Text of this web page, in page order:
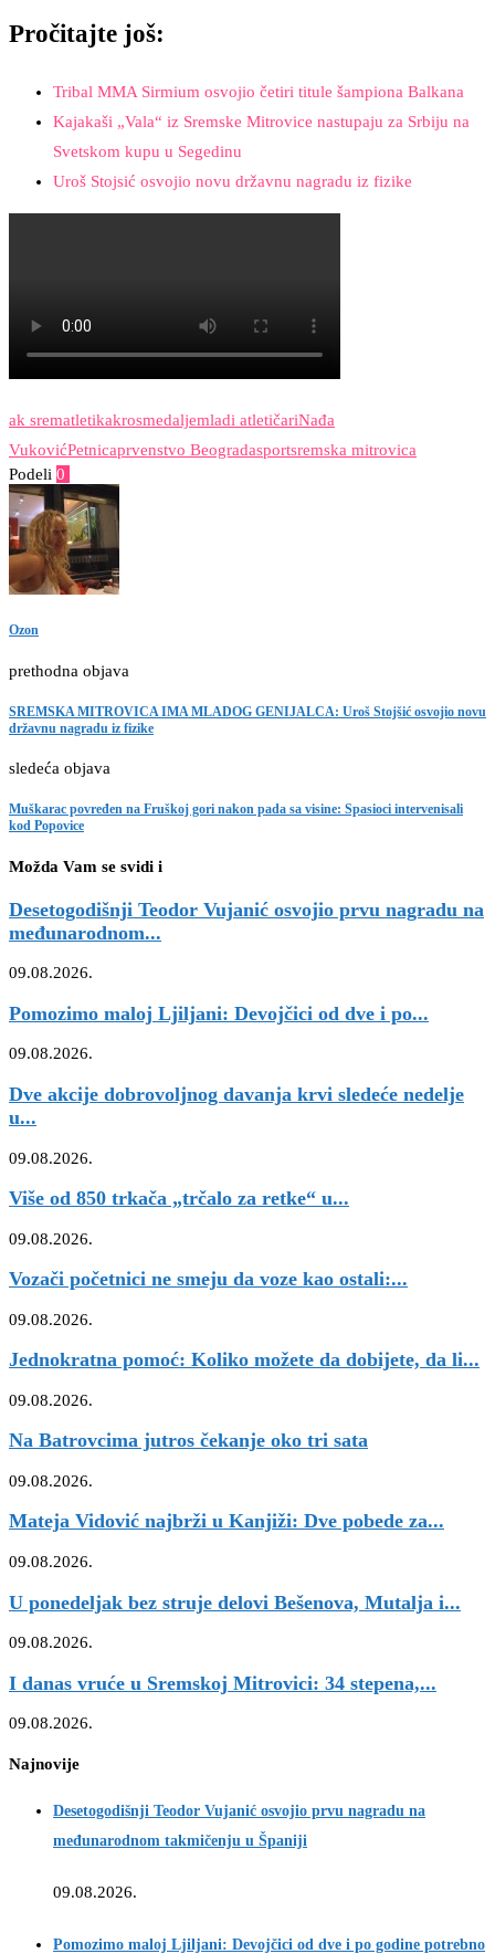
Pročitajte još:
Tribal MMA Sirmium osvojio četiri titule šampiona Balkana
Kajakaši „Vala“ iz Sremske Mitrovice nastupaju za Srbiju na
Svetskom kupu u Segedinu
Uroš Stojsić osvojio novu državnu nagradu iz fizike
ak srematletikakrosmedaljemladi atletičariNađa
VukovićPetnicaprvenstvo Beogradasportsremska mitrovica
Podeli 0
Ozon
prethodna objava
SREMSKA MITROVICA IMA MLADOG GENIJALCA: Uroš Stojšić osvojio novu
državnu nagradu iz fizike
sledeća objava
Muškarac povređen na Fruškoj gori nakon pada sa visine: Spasioci intervenisali
kod Popovice
Možda Vam se svidi i
Desetogodišnji Teodor Vujanić osvojio prvu nagradu na
međunarodnom...
09.08.2026.
Pomozimo maloj Ljiljani: Devojčici od dve i po...
09.08.2026.
Dve akcije dobrovoljnog davanja krvi sledeće nedelje
u...
09.08.2026.
Više od 850 trkača „trčalo za retke“ u...
09.08.2026.
Vozači početnici ne smeju da voze kao ostali:...
09.08.2026.
Jednokratna pomoć: Koliko možete da dobijete, da li...
09.08.2026.
Na Batrovcima jutros čekanje oko tri sata
09.08.2026.
Mateja Vidović najbrži u Kanjiži: Dve pobede za...
09.08.2026.
U ponedeljak bez struje delovi Bešenova, Mutalja i...
09.08.2026.
I danas vruće u Sremskoj Mitrovici: 34 stepena,...
09.08.2026.
Najnovije
Desetogodišnji Teodor Vujanić osvojio prvu nagradu na
međunarodnom takmičenju u Španiji
09.08.2026.
Pomozimo maloj Ljiljani: Devojčici od dve i po godine potrebno